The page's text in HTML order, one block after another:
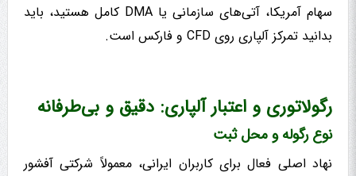
سهام آمریکا، آتی‌های سازمانی یا DMA کامل هستید، باید
بدانید تمرکز آلپاری روی CFD و فارکس است.
رگولاتوری و اعتبار آلپاری: دقیق و بی‌طرفانه
نوع رگوله و محل ثبت
نهاد اصلی فعال برای کاربران ایرانی، معمولاً شرکتی آفشور